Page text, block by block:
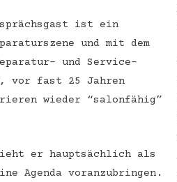
ist ein
und mit dem
und Service-
vor fast 25 Jahren
wieder “salonfähig”
er hauptsächlich als
Agenda voranzubringen.